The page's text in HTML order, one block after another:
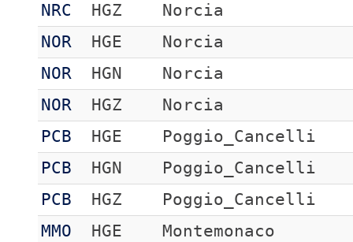
NRC
HGZ
Norcia
NOR
HGE
Norcia
NOR
HGN
Norcia
NOR
HGZ
Norcia
PCB
HGE
Poggio_Cancelli
PCB
HGN
Poggio_Cancelli
PCB
HGZ
Poggio_Cancelli
MMO
HGE
Montemonaco